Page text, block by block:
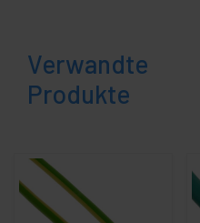
Verwandte
Produkte